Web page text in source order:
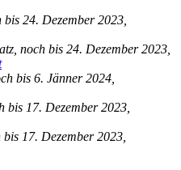
24. Dezember 2023,
noch bis 24. Dezember 2023,
bis 6. Jänner 2024,
bis 17. Dezember 2023,
17. Dezember 2023,